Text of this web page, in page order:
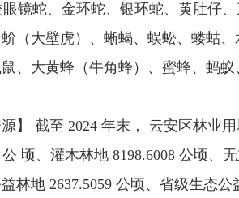
镜蛇、金环蛇、银环蛇、黄肚仔
（大壁虎）、蜥蝎、蜈蚣、蝼蛄
、大黄蜂（牛角蜂）、蜜蜂、蚂
源】 截至 2024 年末， 云安区林业
公 顷、灌木林地 8198.6008 公顷、
林地 2637.5059 公顷、省级生态